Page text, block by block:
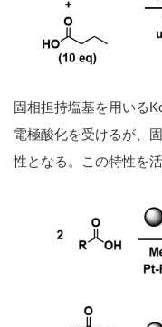
固相担持塩基を用いる
電極酸化を受けるが、
性となる。この特性を